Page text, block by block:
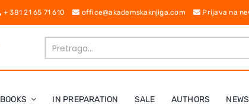
+ 381 21 65 71 610 office@akademskaknjiga.com Prijava na
BOOKS IN PREPARATION SALE AUTHORS NEWS